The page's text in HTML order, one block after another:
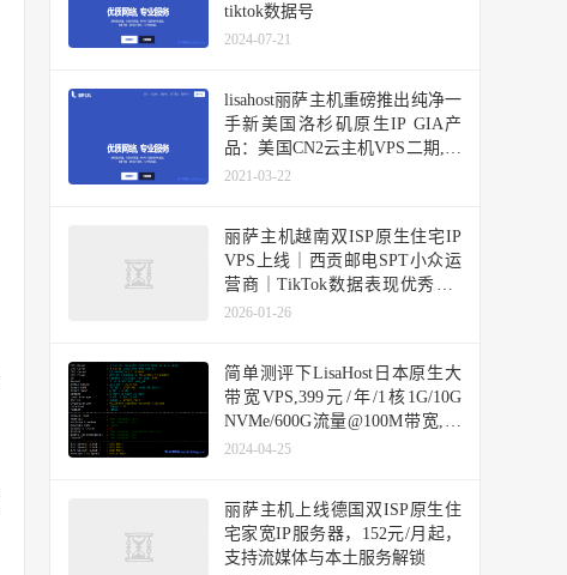
tiktok数据号
2024-07-21
lisahost丽萨主机重磅推出纯净一
手新美国洛杉矶原生IP GIA产
品：美国CN2云主机VPS二期,解
锁大部分流媒体和TIKTOK等
2021-03-22
丽萨主机越南双ISP原生住宅IP
VPS上线｜西贡邮电SPT小众运
营商｜TikTok数据表现优秀，1
个IPv4+5个IPv6，48小时退款保
2026-01-26
简单测评下LisaHost日本原生大
带宽VPS,399元/年/1核1G/10G
NVMe/600G流量@100M带宽,解
锁Tiktok等日区流媒体
2024-04-25
丽萨主机上线德国双ISP原生住
宅家宽IP服务器，152元/月起，
支持流媒体与本土服务解锁